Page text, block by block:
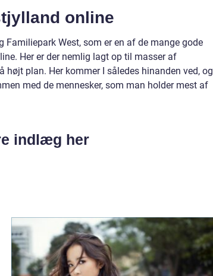
online
West, som er en af de mange gode
Her er der nemlig lagt op til masser af
plan. Her kommer I således hinanden ved, og I
med de mennesker, som man holder mest af
indlæg her